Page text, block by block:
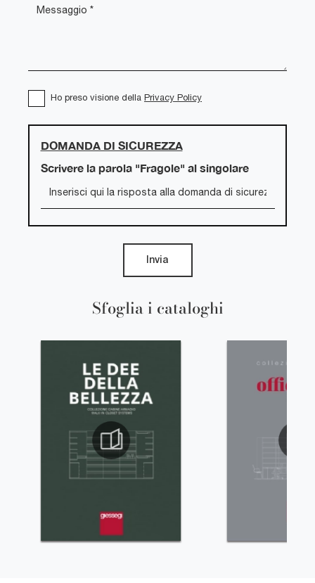
Sfoglia i cataloghi
Ho preso visione della Privacy Policy
DOMANDA DI SICUREZZA
Scrivere la parola "Fragole" al singolare
Invia